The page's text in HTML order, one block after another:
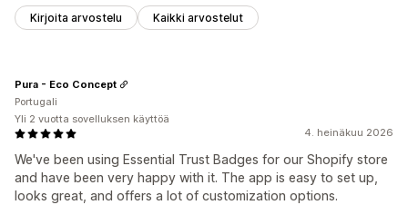
Kirjoita arvostelu Kaikki arvostelut
4. heinäkuu 2026
We've been using Essential Trust Badges for our Shopify store
and have been very happy with it. The app is easy to set up,
looks great, and offers a lot of customization options.
Pura - Eco Concept
Portugali
Yli 2 vuotta sovelluksen käyttöä